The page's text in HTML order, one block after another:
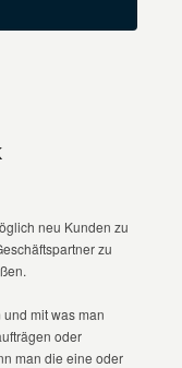
neu Kunden zu
zu
mit was man
oder
man die eine oder